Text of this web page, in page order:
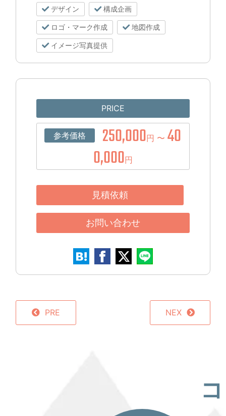
デザイン 構成企画
ロゴ・マーク作成 地図作成
イメージ写真提供
PRICE
参考価格 250,000円 〜40
0,000円
見積依頼
お問い合わせ
PRE NEX